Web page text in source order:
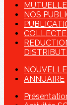
NOS
ANNUAIRE